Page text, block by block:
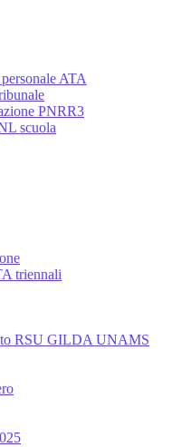
ATA
PNRR3
scuola
triennali
RSU GILDA UNAMS